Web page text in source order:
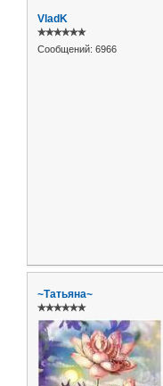
VladK
✯✯✯✯✯✯
Сообщений: 6966
~Татьяна~
✯✯✯✯✯✯